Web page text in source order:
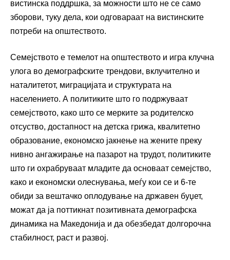
вистинска поддршка, за можности што не се само
зборови, туку дела, кои одговараат на вистинските
потреби на општеството.
Семејството е темелот на општеството и игра клучна
улога во демографските трендови, вклучително и
наталитетот, миграцијата и структурата на
населението. А политиките што го подржуваат
семејството, како што се мерките за родителско
отсуство, достапност на детска грижа, квалитетно
образование, економско јакнење на жените преку
нивно ангажирање на пазарот на трудот, политиките
што ги охрабруваат младите да основаат семејство,
како и економски олеснувања, меѓу кои се и 6-те
обиди за вештачко оплодување на државен буџет,
можат да ја поттикнат позитивната демографска
динамика на Македонија и да обезбедат долгорочна
стабилност, раст и развој.